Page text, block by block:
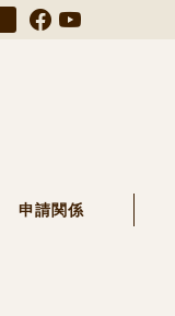
申請関係